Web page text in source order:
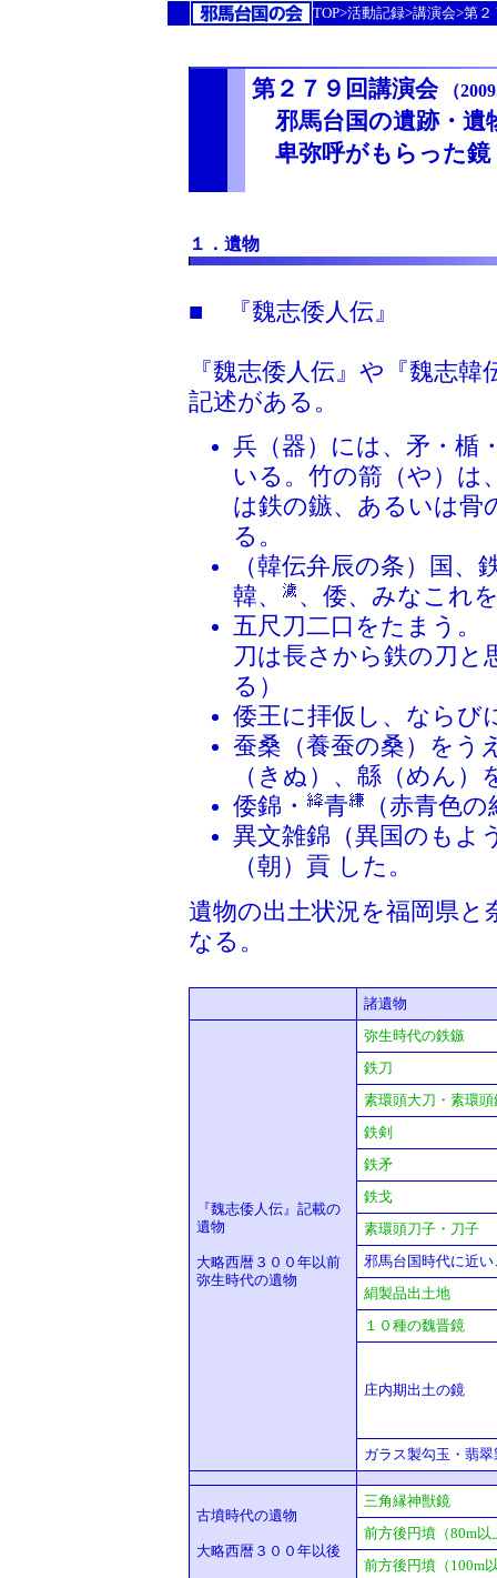
TOP>活動記録>講演会>第２
第２７９回講演会（
邪馬台国の遺跡・遺
卑弥呼がもらった鏡
１．遺物
■ 『魏志倭人伝』
『魏志倭人伝』や『魏志
記述がある。
兵（器）には、矛・楯
いる。竹の箭（や）は
は鉄の鏃、あるいは骨
る。
（韓伝弁辰の条）国、
韓、
、倭、みなこれ
五尺刀二口をたまう。
刀は長さから鉄の刀と
る）
倭王に拝仮し、ならび
蚕桑（養蚕の桑）をう
（きぬ）、緜（めん）
倭錦・
青
（赤青色
異文雑錦（異国のもよ
（朝）貢 した。
遺物の出土状況を福岡県
なる。
諸遺物
『魏志倭人伝』記載の
遺物
大略西暦３００年以前
弥生時代の遺物
弥生時代の鉄鏃
鉄刀
素環頭大刀・素環頭
鉄剣
鉄矛
鉄戈
素環頭刀子・刀子
邪馬台国時代に近
絹製品出土地
１０種の魏晋鏡
庄内期出土の鏡
ガラス製勾玉・翡
古墳時代の遺物
大略西暦３００年以後
三角縁神獣鏡
前方後円墳（80m以
前方後円墳（100m